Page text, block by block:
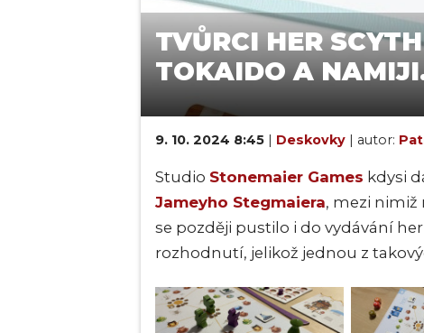
TVŮRCI HER
TOKAIDO A
9. 10. 2024 8:45 | Deskovky | autor:
Studio Stonemaier Games kdysi
Jameyho Stegmaiera, mezi nimiž
se později pustilo i do vydávání
rozhodnutí, jelikož jednou z